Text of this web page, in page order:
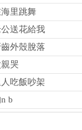
里跳舞
送花給我
外殼脫落
哭
吃飯吵架
b